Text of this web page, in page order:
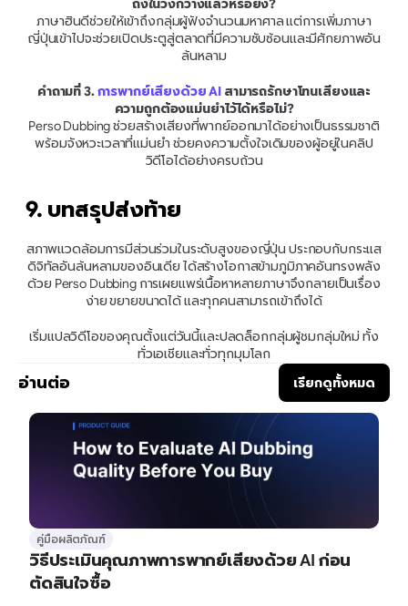
ถึงในวงกว้างแล้วหรือยัง?
ภาษาฮินดีช่วยให้เข้าถึงกลุ่มผู้ฟังจำนวนมหาศาล แต่การเพิ่มภาษา
ญี่ปุ่นเข้าไปจะช่วยเปิดประตูสู่ตลาดที่มีความซับซ้อนและมีศักยภาพอัน
ล้นหลาม
คำถามที่ 3. การพากย์เสียงด้วย AI สามารถรักษาโทนเสียงและ
ความถูกต้องแม่นยำไว้ได้หรือไม่?
Perso Dubbing ช่วยสร้างเสียงที่พากย์ออกมาได้อย่างเป็นธรรมชาติ
พร้อมจังหวะเวลาที่แม่นยำ ช่วยคงความตั้งใจเดิมของผู้อยู่ในคลิป
วิดีโอได้อย่างครบถ้วน
9. บทสรุปส่งท้าย
สภาพแวดล้อมการมีส่วนร่วมในระดับสูงของญี่ปุ่น ประกอบกับกระแส
ดิจิทัลอันล้นหลามของอินเดีย ได้สร้างโอกาสข้ามภูมิภาคอันทรงพลัง
ด้วย Perso Dubbing การเผยแพร่เนื้อหาหลายภาษาจึงกลายเป็นเรื่อง
ง่าย ขยายขนาดได้ และทุกคนสามารถเข้าถึงได้
เริ่มแปลวิดีโอของคุณตั้งแต่วันนี้และปลดล็อกกลุ่มผู้ชมกลุ่มใหม่ ทั้ง
ทั่วเอเชียและทั่วทุกมุมโลก
อ่านต่อ เรียกดูทั้งหมด
คู่มือผลิตภัณฑ์
วิธีประเมินคุณภาพการพากย์เสียงด้วย AI ก่อน
ตัดสินใจซื้อ